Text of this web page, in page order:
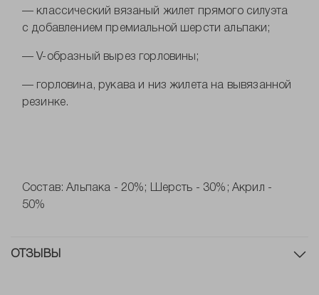
— классический вязаный жилет прямого силуэта
с добавлением премиальной шерсти альпаки;
— V-образный вырез горловины;
— горловина, рукава и низ жилета на вывязанной
резинке.
Состав: Альпака - 20%; Шерсть - 30%; Акрил -
50%
ОТЗЫВЫ